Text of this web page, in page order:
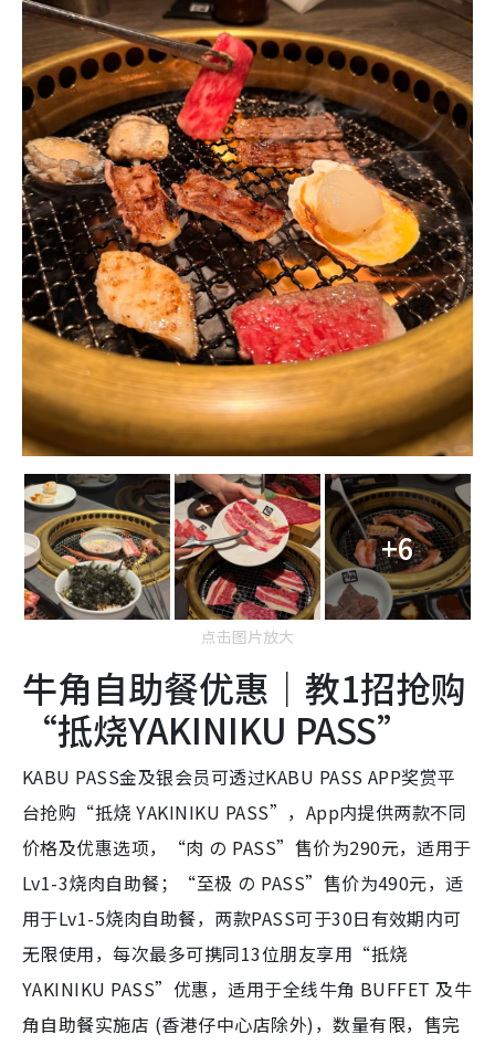
+6
点击图片放大
牛角自助餐优惠｜教1招抢购
“抵烧YAKINIKU PASS”
KABU PASS金及银会员可透过KABU PASS APP奖赏平
台抢购“抵烧 YAKINIKU PASS”，App内提供两款不同
价格及优惠选项，“肉 の PASS”售价为290元，适用于
Lv1-3烧肉自助餐；“至极 の PASS”售价为490元，适
用于Lv1-5烧肉自助餐，两款PASS可于30日有效期内可
无限使用，每次最多可携同13位朋友享用“抵烧
YAKINIKU PASS”优惠，适用于全线牛角 BUFFET 及牛
角自助餐实施店 (香港仔中心店除外)，数量有限，售完